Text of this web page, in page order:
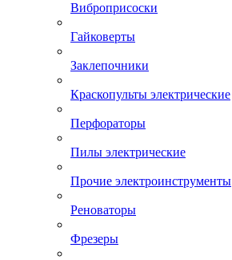
Виброприсоски
Гайковерты
Заклепочники
Краскопульты электрические
Перфораторы
Пилы электрические
Прочие электроинструменты
Реноваторы
Фрезеры